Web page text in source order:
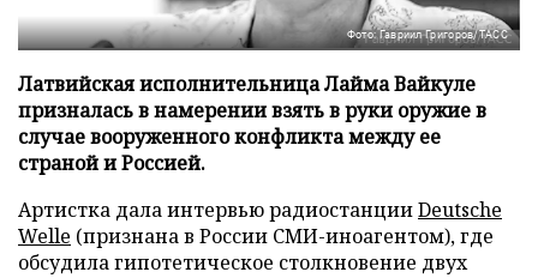
Фото: Гавриил Григоров/ТАСС
Латвийская исполнительница Лайма Вайкуле
призналась в намерении взять в руки оружие в
случае вооруженного конфликта между ее
страной и Россией.
Артистка дала интервью радиостанцииDeutsche
Welle (признана в России СМИ-иноагентом), где
обсудила гипотетическое столкновение двух